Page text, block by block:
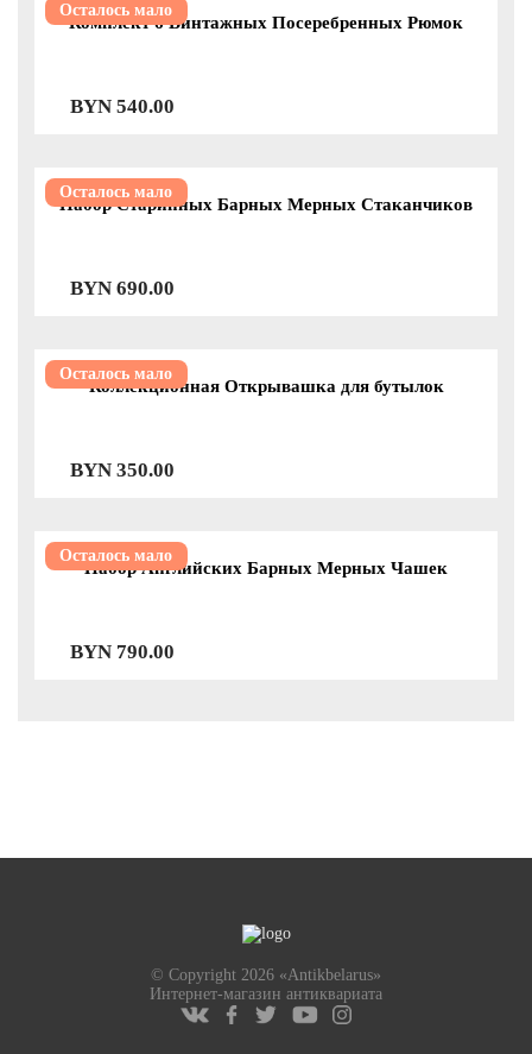
Осталось мало
Комплект 6 Винтажных Посеребренных Рюмок
BYN540.00
Осталось мало
Набор Старинных Барных Мерных Стаканчиков
BYN690.00
Осталось мало
Коллекционная Открывашка для бутылок
BYN350.00
Осталось мало
Набор Английских Барных Мерных Чашек
BYN790.00
© Copyright 2026 «Antikbelarus»
Интернет-магазин антиквариата